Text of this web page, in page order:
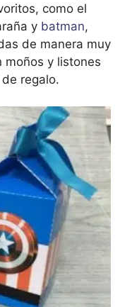
como el
y batman,
de manera muy
moños y listones
regalo.